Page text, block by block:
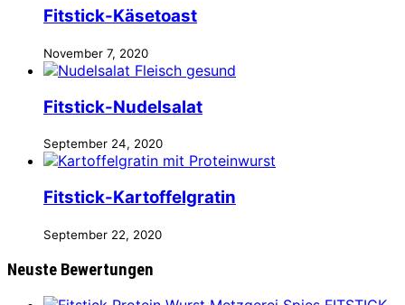
Fitstick-Käsetoast
November 7, 2020
Fitstick-Nudelsalat
September 24, 2020
Fitstick-Kartoffelgratin
September 22, 2020
Neuste Bewertungen